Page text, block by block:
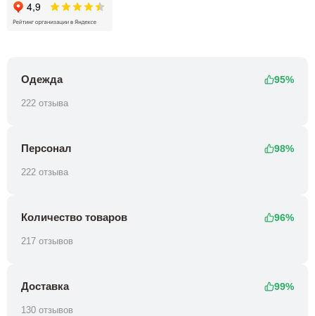
Одежда 95%
222 отзыва
Персонал 98%
222 отзыва
Количество товаров 96%
217 отзывов
Доставка 99%
130 отзывов